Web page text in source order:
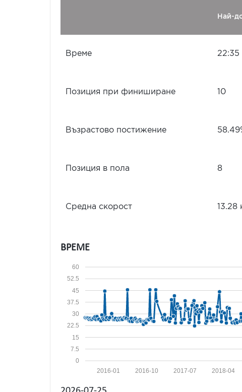
Най-
Време 22:35
Позиция при финиширане 10
Възрастово постижение
Позиция в пола 8
Средна скорост
ВРЕМЕ
0
7.5
15
22.5
30
37.5
45
52.5
60
2018-04
2017-07
2016-10
2016-01